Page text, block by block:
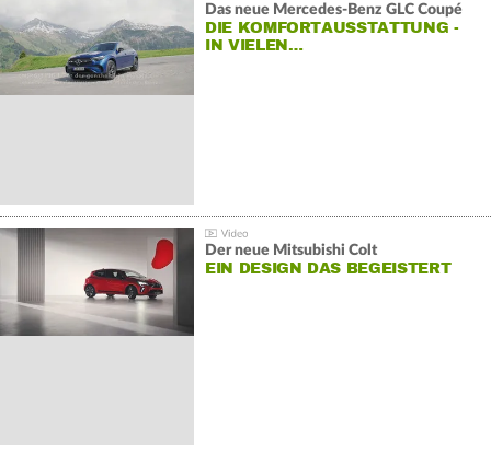
Das neue Mercedes-Benz GLC Coupé
DIE KOMFORTAUSSTATTUNG -
IN VIELEN…
Der neue Mitsubishi Colt
EIN DESIGN DAS BEGEISTERT